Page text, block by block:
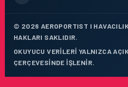
© 2026 AEROPORTIST I
HAKLARI SAKLIDIR.
OKUYUCU VERILERI YALNIZCA
ÇERÇEVESINDE IŞLENIR.